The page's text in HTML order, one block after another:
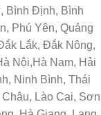
Bình Định, Bình
Phú Yên, Quảng
Lắk, Đắk Nông,
Nội,Hà Nam, Hải
Ninh Bình, Thái
Lào Cai, Sơn